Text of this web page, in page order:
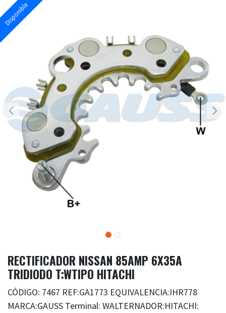
Disponible
Disponible
RECTIFICADOR NISSAN 85AMP 6X35A
TRIDIODO T:WTIPO HITACHI
CÓDIGO: 7467 REF:GA1773 EQUIVALENCIA:IHR778
MARCA:GAUSS Terminal: WALTERNADOR:HITACHI: